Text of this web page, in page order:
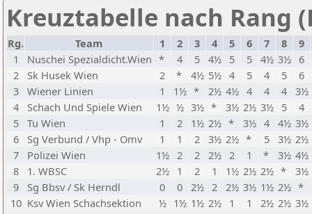
Kreuztabelle nach Rang
Rg. Team 1 2 3 4 5 6 7 8
9
1
Nuschei Spezialdicht.Wien * 4 5 4½ 5 5 4½ 3½ 6
2
Sk Husek Wien 2 * 4½ 5½ 4 5 4 5
6
3 Wiener Linien 1 1½ * 2½ 4½ 4 4 4 3½
4
Schach Und Spiele Wien 1½ ½ 3½ * 3½ 2½ 3½ 5
4
5 Tu Wien 1 2 1½ 2½ * 3½ 4 4½ 3½
6
Sg Verbund / Vhp - Omv 1 1 2 3½ 2½ * 5 3½ 2½
7
Polizei Wien 1½ 2 2 2½ 2 1 * 3½ 4½
8
1. WBSC 2½ 1 2 1 1½ 2½ 2½ *
3½
9
Sg Bbsv / Sk Herndl 0 0 2½ 2 2½ 3½ 1½ 2½ *
10 Ksv Wien Schachsektion ½ 1½ 1½ 2½ 1 1 2½ 2½ 3½